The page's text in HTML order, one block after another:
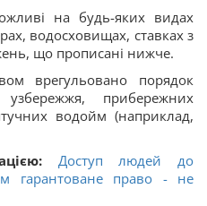
на будь-яких видах
водосховищах, ставках з
що прописані нижче.
врегульовано порядок
прибережних
водойм (наприклад,
Доступ людей до
гарантоване право - не